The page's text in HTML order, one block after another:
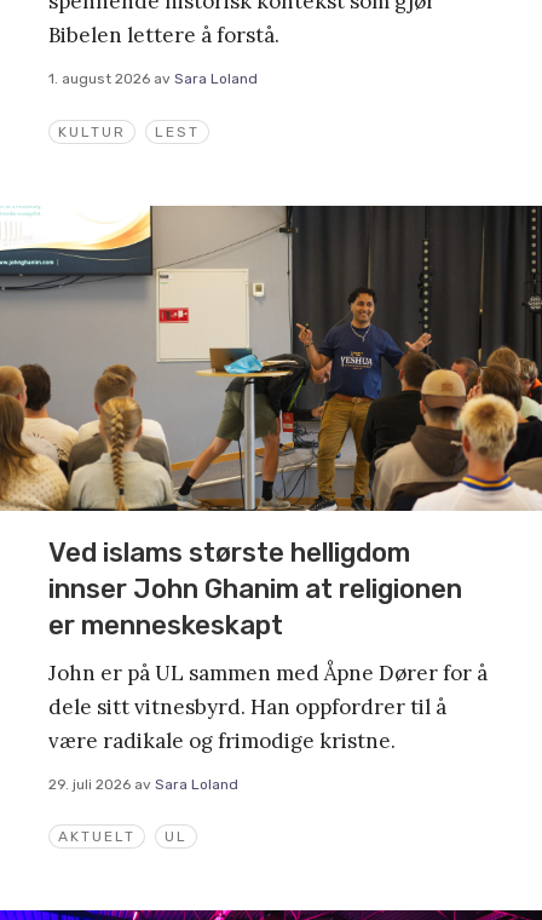
KULTUR LEST
Bibelen lettere å forstå.
1. august 2026 av Sara Loland
AKTUELT UL
Ved islams største helligdom
innser John Ghanim at religionen
er menneskeskapt
John er på UL sammen med Åpne Dører for å
dele sitt vitnesbyrd. Han oppfordrer til å
være radikale og frimodige kristne.
29. juli 2026 av Sara Loland